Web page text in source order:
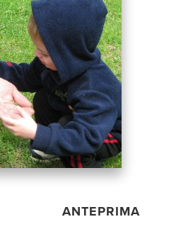
ANTEPRIMA